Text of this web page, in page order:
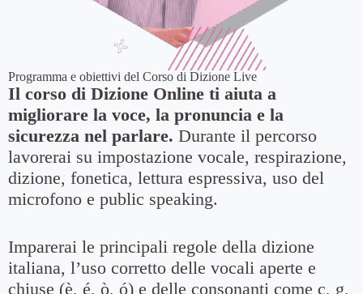
Programma e obiettivi del Corso di Dizione Live
Il corso di Dizione Online ti aiuta a
migliorare la voce, la pronuncia e la
sicurezza nel parlare. Durante il percorso
lavorerai su impostazione vocale, respirazione,
dizione, fonetica, lettura espressiva, uso del
microfono e public speaking.
Imparerai le principali regole della dizione
italiana, l’uso corretto delle vocali aperte e
chiuse (è, é, ò, ó) e delle consonanti come c, g,